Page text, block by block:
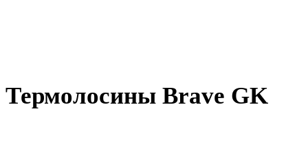
Термолосины Brave GK